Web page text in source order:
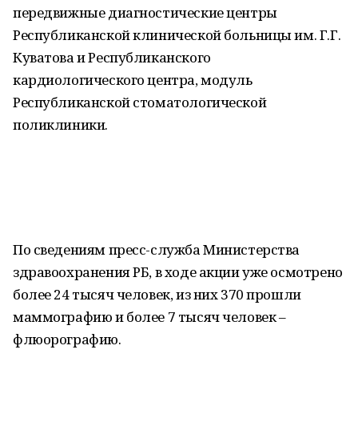
передвижные диагностические центры
Республиканской клинической больницы им. Г.Г.
Куватова и Республиканского
кардиологического центра, модуль
Республиканской стоматологической
поликлиники.
По сведениям пресс-служба Министерства
здравоохранения РБ, в ходе акции уже осмотрено
более 24 тысяч человек, из них 370 прошли
маммографию и более 7 тысяч человек –
флюорографию.